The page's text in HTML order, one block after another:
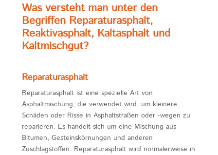
Was versteht man unter den
Begriffen Reparaturasphalt,
Reaktivasphalt, Kaltasphalt und
Kaltmischgut?
Reparaturasphalt
Reparaturasphalt ist eine spezielle Art von
Asphaltmischung, die verwendet wird, um kleinere
Schäden oder Risse in Asphaltstraßen oder -wegen zu
reparieren. Es handelt sich um eine Mischung aus
Bitumen, Gesteinskörnungen und anderen
Zuschlagstoffen. Reparaturasphalt wird normalerweise in